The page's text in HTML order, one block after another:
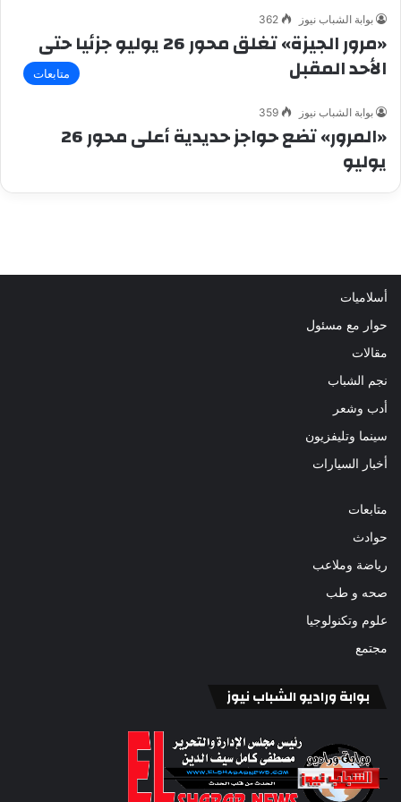
بوابة الشباب نيوز 362
«مرور الجيزة» تغلق محور 26 يوليو جزئيا حتى
الأحد المقبل متابعات
بوابة الشباب نيوز 359
«المرور» تضع حواجز حديدية أعلى محور 26
يوليو
أسلاميات
حوار مع مسئول
مقالات
نجم الشباب
أدب وشعر
سينما وتليفزيون
أخبار السيارات
متابعات
حوادث
رياضة وملاعب
صحه و طب
علوم وتكنولوجيا
مجتمع
بوابة وراديو الشباب نيوز